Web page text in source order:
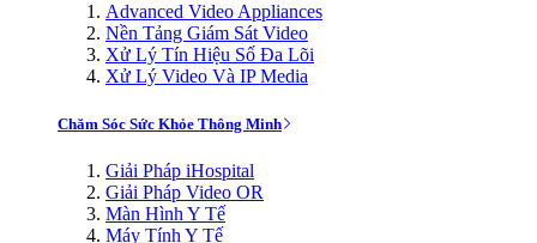
Advanced Video Appliances
Nền Tảng Giám Sát Video
Xử Lý Tín Hiệu Số Đa Lõi
Xử Lý Video Và IP Media
Chăm Sóc Sức Khỏe Thông Minh
Giải Pháp iHospital
Giải Pháp Video OR
Màn Hình Y Tế
Máy Tính Y Tế